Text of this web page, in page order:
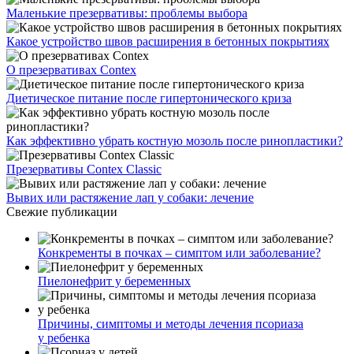
Маленькие презервативы: проблемы выбора
Какое устройство швов расширения в бетонных покрытиях
О презервативах Contex
Диетическое питание после гипертонического криза
Как эффективно убрать костную мозоль после ринопластики?
Презервативы Contex Classic
Вывих или растяжение лап у собаки: лечение
Свежие публикации
Конкременты в почках – симптом или заболевание?
Пиелонефрит у беременных
Причины, симптомы и методы лечения псориаза
у ребенка